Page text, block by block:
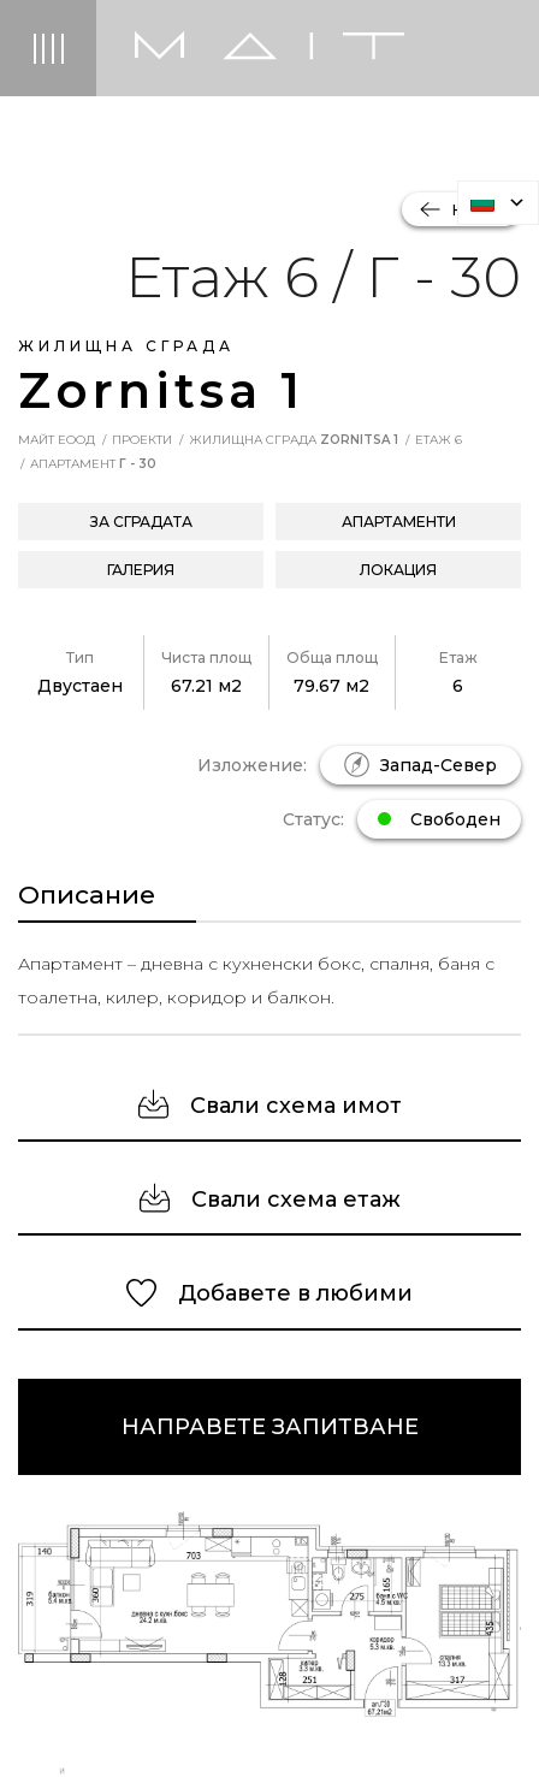
ЖИЛИЩНА СГРАДА
Zornitsa 1
НАЗАД
Етаж 6 / Г - 30
МАЙТ ЕООД ПРОЕКТИ ЖИЛИЩНА СГРАДА ZORNITSA 1
ЕТАЖ 6
АПАРТАМЕНТГ - 30
ЗА СГРАДАТА АПАРТАМЕНТИ
ГАЛЕРИЯ ЛОКАЦИЯ
Тип
Двустаен
Чиста площ
67.21 м2
Обща площ
79.67 м2
Етаж
6
Изложение: Запад-Север
Статус: Свободен
Описание
Апартамент – дневна с кухненски бокс, спалня, баня с
тоалетна, килер, коридор и балкон.
Свали схема имот
Свали схема етаж
Добавете в любими
НАПРАВЕТЕ ЗАПИТВАНЕ